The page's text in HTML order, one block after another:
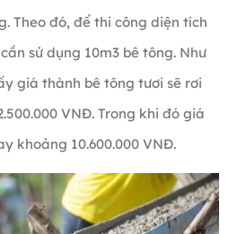
Theo đó, để thi công diện tích
sử dụng 10m3 bê tông. Như
giá thành bê tông tươi sẽ rơi
VNĐ. Trong khi đó giá
khoảng 10.600.000 VNĐ.